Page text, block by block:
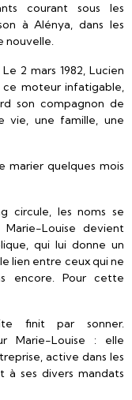
courant sous les
à Alénya, dans les
nouvelle.
2 mars 1982, Lucien
moteur infatigable,
son compagnon de
vie, une famille, une
marier quelques mois
circule, les noms se
Louise devient
qui lui donne un
lien entre ceux qui ne
encore. Pour cette
finit par sonner.
Marie-Louise : elle
active dans les
à ses divers mandats